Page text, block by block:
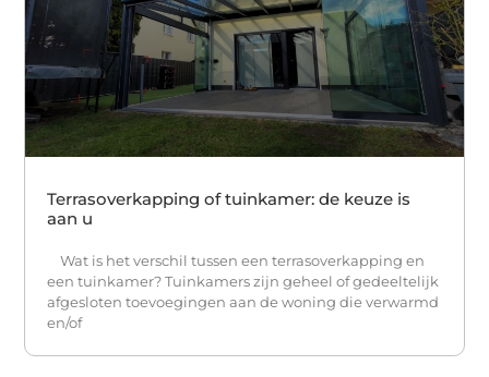
Terrasoverkapping of tuinkamer: de keuze is
aan u
Wat is het verschil tussen een terrasoverkapping en
een tuinkamer? Tuinkamers zijn geheel of gedeeltelijk
afgesloten toevoegingen aan de woning die verwarmd
en/of